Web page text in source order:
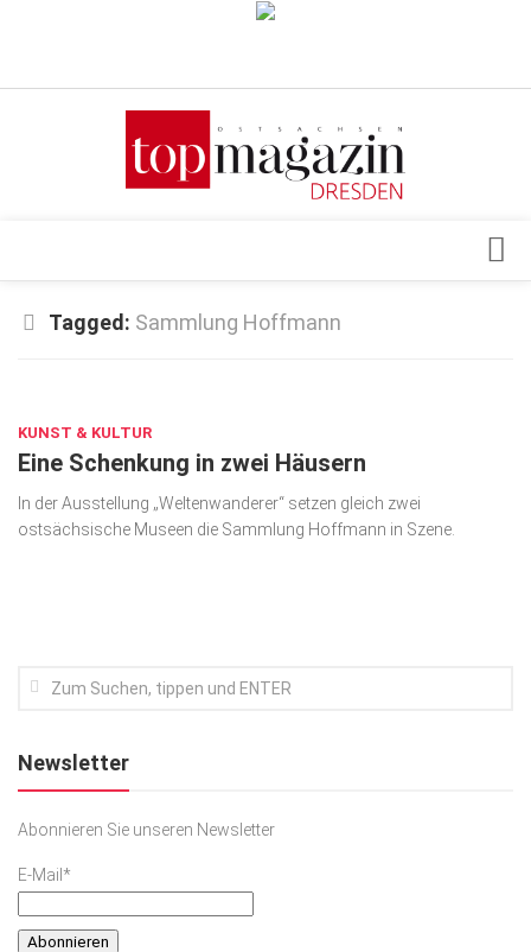
Verkaufsstellen
Top Gesundheitsforum Dresden / Ostsachsen
Geschäft
gesund & schön
Gesellschaft
Podcast
SACHSEN IN PARIS
Tagged: Sammlung Hoffmann
KUNST & KULTUR
Eine Schenkung in zwei Häusern
In der Ausstellung „Weltenwanderer“ setzen gleich zwei
ostsächsische Museen die Sammlung Hoffmann in Szene.
Newsletter
Abonnieren Sie unseren Newsletter
E-Mail*